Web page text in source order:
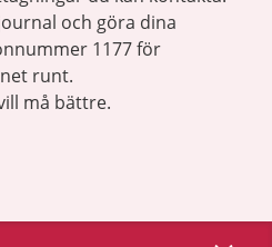
och göra dina
1177 för
runt.
må bättre.
Visa